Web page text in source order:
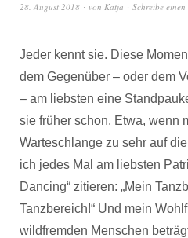
28. August 2018 von Katja Schreibe
Jeder kennt sie. Diese
dem Gegenüber – oder dem
– am liebsten eine
sie früher schon. Etwa, wenn
Warteschlange zu sehr auf
ich jedes Mal am liebsten
Dancing“ zitieren: „Mein
Tanzbereich!“ Und mein
wildfremden Menschen